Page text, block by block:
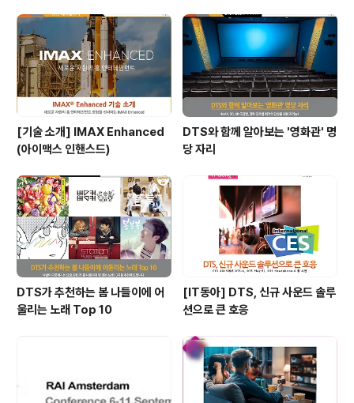
[기술 소개] IMAX Enhanced
(아이맥스 인핸스드)
DTS와 함께 알아보는 '영화관' 명
당 자리
DTS가 추천하는 봄 나들이에 어
울리는 노래 Top 10
[IT동아] DTS, 신규 사운드 솔루
션으로 큰 호응